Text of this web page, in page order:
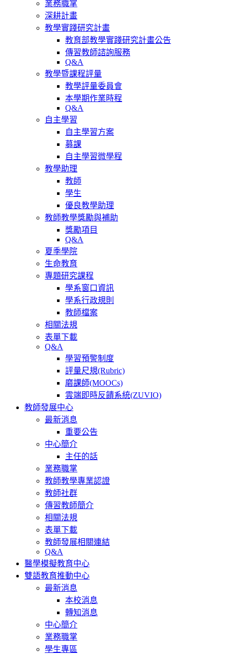
業務職掌
深耕計畫
教學實踐研究計畫
教育部教學實踐研究計畫公告
傳習教師諮詢服務
Q&A
教學暨課程評量
教學評量委員會
本學期作業時程
Q&A
自主學習
自主學習方案
募課
自主學習微學程
教學助理
教師
學生
優良教學助理
教師教學獎勵與補助
獎勵項目
Q&A
夏季學院
生命教育
專題研究課程
學系窗口資訊
學系行政規則
教師檔案
相關法規
表單下載
Q&A
學習預警制度
評量尺規(Rubric)
磨課師(MOOCs)
雲端即時反饋系統(ZUVIO)
教師發展中心
最新消息
重要公告
中心簡介
主任的話
業務職掌
教師教學專業認證
教師社群
傳習教師簡介
相關法規
表單下載
教師發展相關連結
Q&A
醫學模擬教育中心
雙語教育推動中心
最新消息
本校消息
轉知消息
中心簡介
業務職掌
學生專區